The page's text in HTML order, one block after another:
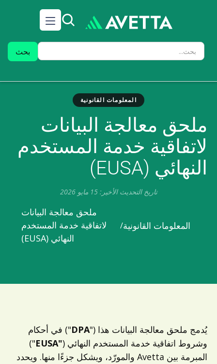
المعلومات القانونية
ملحق معالجة البيانات
لاتفاقية خدمة المستخدم
النهائي (EUSA)
تاريخ التحديث الأخير: 15 مايو 2026
المعلومات القانونية/
ملحق معالجة البيانات
لاتفاقية خدمة المستخدم
النهائي (EUSA)
يُدمج ملحق معالجة البيانات هذا ("DPA") في أحكام
وشروط اتفاقية خدمة المستخدم النهائي ("EUSA
")
المبرمة بين Avetta والمورّد، ويشكل جزءًا منها. ويحدد